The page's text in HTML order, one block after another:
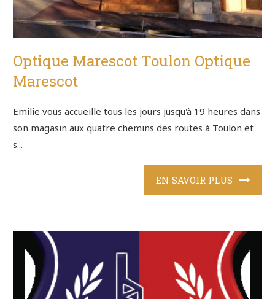
Optique Marescot Toulon Optique
Marescot
Emilie vous accueille tous les jours jusqu'à 19 heures dans
son magasin aux quatre chemins des routes à Toulon et
s...
EN SAVOIR PLUS